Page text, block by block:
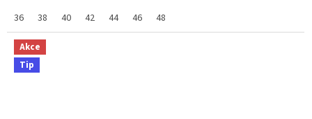
36
38 40 42 44 46 48
Akce
Tip